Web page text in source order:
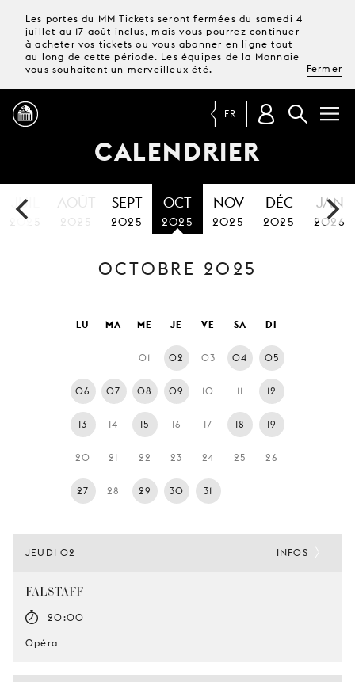
Les portes du MM Tickets seront fermées du samedi 4
juillet au 17 août inclus, mais vous pourrez continuer
à acheter vos tickets ou vous abonner en ligne tout
au long de cette période. Les équipes de la Monnaie
vous souhaitent un merveilleux été.
Fermer
PROGRAMME
MAGAZINE
TICKETS &
ABONNEMENTS
VISITE
JEUNE
PUBLIC
LA
MONNAIE
SOUTENIR
FR
CALENDRIER
JUIL
2025
AOÛT
2025
SEPT
2025
OCT
2025
NOV
2025
DÉC
2025
JAN
2026
OCTOBRE 2025
LU MA ME JE VE SA DI
01 02 03 04 05
06 07 08 09 10 11 12
13 14 15 16 17 18 19
20 21 22 23 24 25 26
27 28 29 30 31
JEUDI 02
FALSTAFF
20:00
Opéra
INFOS